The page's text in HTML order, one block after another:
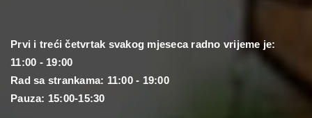
Prvi i treći četvrtak svakog mjeseca radno vrijeme je:
11:00 - 19:00
Rad sa strankama: 11:00 - 19:00
Pauza: 15:00-15:30